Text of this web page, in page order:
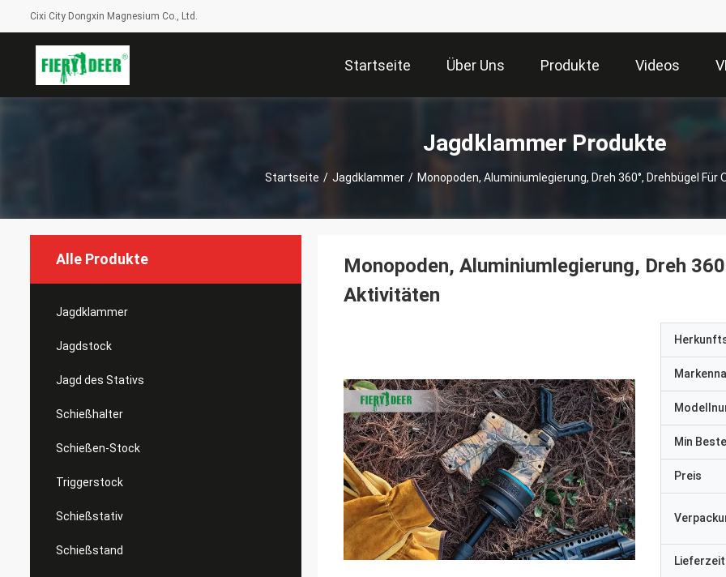
Cixi City Dongxin Magnesium Co., Ltd.
Startseite Über Uns Produkte Videos
Jagdklammer Produkte
Startseite / Jagdklammer / Monopoden, Aluminiumlegierung, Dreh 360°, Drehbügel
Alle Produkte
Jagdklammer
Jagdstock
Jagd des Stativs
Schießhalter
Schießen-Stock
Triggerstock
Schießstativ
Schießstand
Monopoden, Aluminiumlegierung, Dreh
Aktivitäten
Min
Preis
Lieferzeit